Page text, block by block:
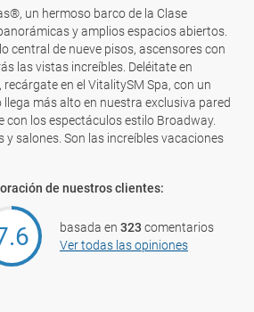
un hermoso barco de la Clase
y amplios espacios abiertos.
central de nueve pisos, ascensores con
las vistas increíbles. Deléitate en
en el VitalitySM Spa, con un
más alto en nuestra exclusiva pared
con los espectáculos estilo Broadway.
salones. Son las increíbles vacaciones
de nuestros clientes:
basada en 323 comentarios
Ver todas las opiniones